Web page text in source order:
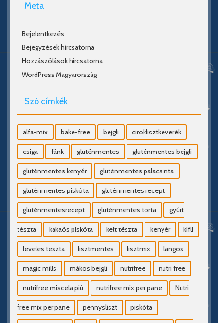
Meta
Bejelentkezés
Bejegyzések hírcsatorna
Hozzászólások hírcsatorna
WordPress Magyarország
Szó címkék
alfa-mix bake-free bejgli ciroklisztkeverék
csiga fánk gluténmentes gluténmentes bejgli
gluténmentes kenyér gluténmentes palacsinta
gluténmentes piskóta gluténmentes recept
gluténmentesrecept gluténmentes torta gyúrt
tészta kakaós piskóta kelt tészta kenyér kifli
leveles tészta lisztmentes lisztmix lángos
magic mills mákos bejgli nutrifree nutri free
nutrifree miscela piú nutrifree mix per pane Nutri
free mix per pane pennysliszt piskóta